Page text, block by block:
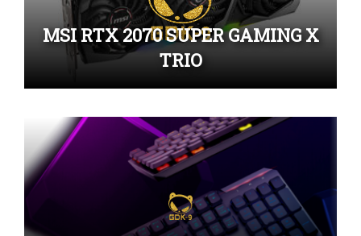
MSI RTX 2070 SUPER GAMING X
TRIO